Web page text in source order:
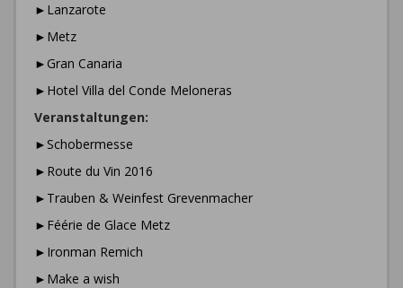
►Lanzarote
►Metz
►Gran Canaria
►Hotel Villa del Conde Meloneras
Veranstaltungen:
►Schobermesse
►Route du Vin 2016
►Trauben & Weinfest Grevenmacher
►Féérie de Glace Metz
►Ironman Remich
►Make a wish